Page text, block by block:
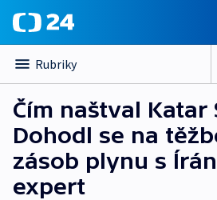
Rubriky
Čím naštval Katar
Dohodl se na
zásob plynu s
expert